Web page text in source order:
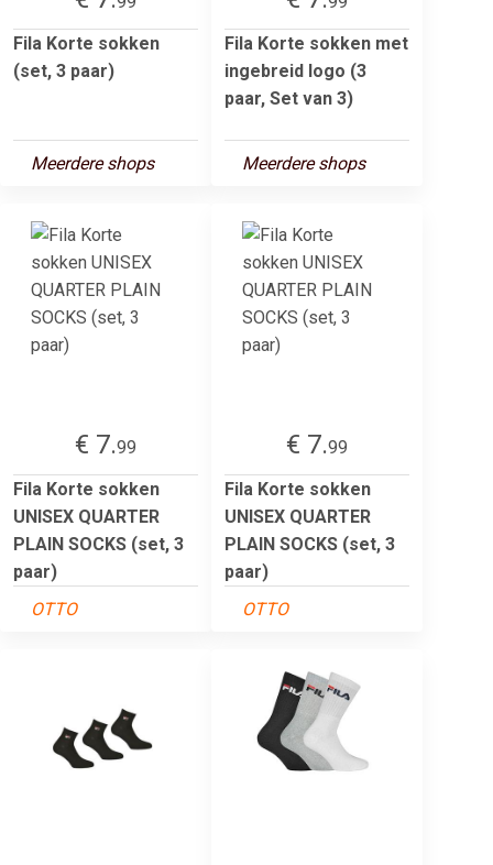
Fila Korte sokken
(set, 3 paar)
Meerdere shops
Fila Korte sokken met
ingebreid logo (3
paar, Set van 3)
Meerdere shops
€ 7.99
Fila Korte sokken
UNISEX QUARTER
PLAIN SOCKS (set, 3
paar)
OTTO
€ 7.99
Fila Korte sokken
UNISEX QUARTER
PLAIN SOCKS (set, 3
paar)
OTTO